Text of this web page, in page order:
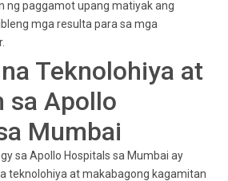
ng paggamot upang matiyak ang
mga resulta para sa mga
Teknolohiya at
sa Apollo
Mumbai
sa Apollo Hospitals sa Mumbai ay
teknolohiya at makabagong kagamitan